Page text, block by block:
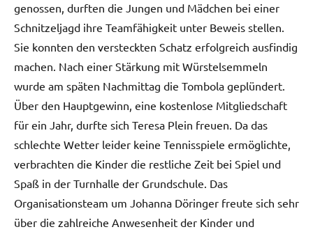
genossen, durften die Jungen und Mädchen bei einer
Schnitzeljagd ihre Teamfähigkeit unter Beweis stellen.
Sie konnten den versteckten Schatz erfolgreich ausfindig
machen. Nach einer Stärkung mit Würstelsemmeln
wurde am späten Nachmittag die Tombola geplündert.
Über den Hauptgewinn, eine kostenlose Mitgliedschaft
für ein Jahr, durfte sich Teresa Plein freuen. Da das
schlechte Wetter leider keine Tennisspiele ermöglichte,
verbrachten die Kinder die restliche Zeit bei Spiel und
Spaß in der Turnhalle der Grundschule. Das
Organisationsteam um Johanna Döringer freute sich sehr
über die zahlreiche Anwesenheit der Kinder und